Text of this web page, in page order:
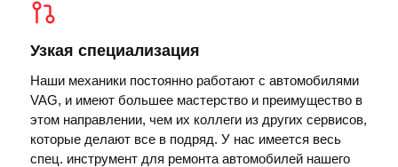
Узкая специализация
Наши механики постоянно работают с автомобилями
VAG, и имеют большее мастерство и преимущество в
этом направлении, чем их коллеги из других сервисов,
которые делают все в подряд. У нас имеется весь
спец. инструмент для ремонта автомобилей нашего